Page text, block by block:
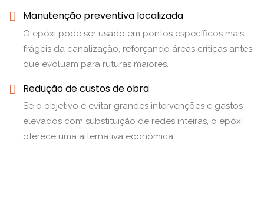
Manutenção preventiva localizada
O epóxi pode ser usado em pontos específicos mais
frágeis da canalização, reforçando áreas críticas antes
que evoluam para ruturas maiores.
Redução de custos de obra
Se o objetivo é evitar grandes intervenções e gastos
elevados com substituição de redes inteiras, o epóxi
oferece uma alternativa económica.